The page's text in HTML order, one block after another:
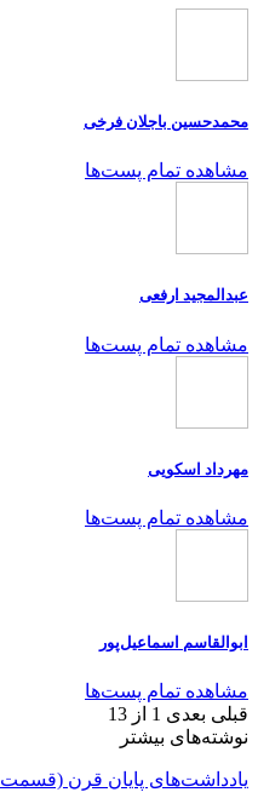
محمدحسین باجلان فرخی
مشاهده تمام پست‌ها
عبدالمجید ارفعی
مشاهده تمام پست‌ها
مهرداد اسکویی
مشاهده تمام پست‌ها
ابوالقاسم اسماعیل‌پور
مشاهده تمام پست‌ها
قبلی بعدی 1 از 13
نوشته‌های بیشتر
یادداشت‌های پایان قرن (قسمت ۶۹)